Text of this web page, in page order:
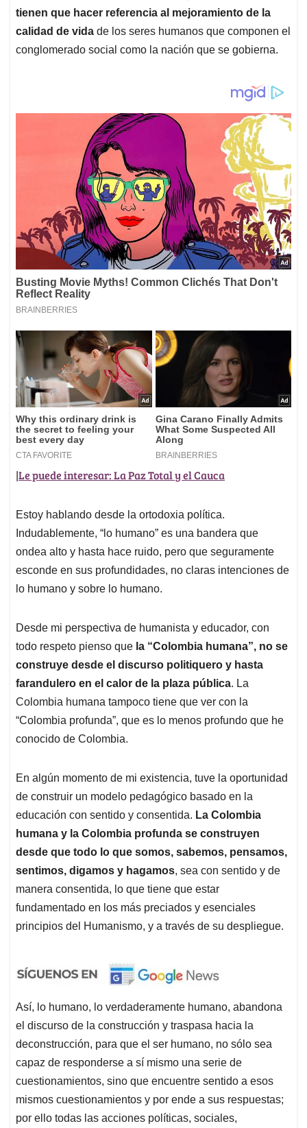
tienen que hacer referencia al mejoramiento de la
calidad de vida de los seres humanos que componen el
conglomerado social como la nación que se gobierna.
Le puede interesar: La Paz Total y el Cauca
Estoy hablando desde la ortodoxia política.
Indudablemente, “lo humano” es una bandera que
ondea alto y hasta hace ruido, pero que seguramente
esconde en sus profundidades, no claras intenciones de
lo humano y sobre lo humano.
Desde mi perspectiva de humanista y educador, con
todo respeto pienso que la “Colombia humana”, no se
construye desde el discurso politiquero y hasta
farandulero en el calor de la plaza pública. La
Colombia humana tampoco tiene que ver con la
“Colombia profunda”, que es lo menos profundo que he
conocido de Colombia.
En algún momento de mi existencia, tuve la oportunidad
de construir un modelo pedagógico basado en la
educación con sentido y consentida. La Colombia
humana y la Colombia profunda se construyen
desde que todo lo que somos, sabemos, pensamos,
sentimos, digamos y hagamos, sea con sentido y de
manera consentida, lo que tiene que estar
fundamentado en los más preciados y esenciales
principios del Humanismo, y a través de su despliegue.
Así, lo humano, lo verdaderamente humano, abandona
el discurso de la construcción y traspasa hacia la
deconstrucción, para que el ser humano, no sólo sea
capaz de responderse a sí mismo una serie de
cuestionamientos, sino que encuentre sentido a esos
mismos cuestionamientos y por ende a sus respuestas;
por ello todas las acciones políticas, sociales,